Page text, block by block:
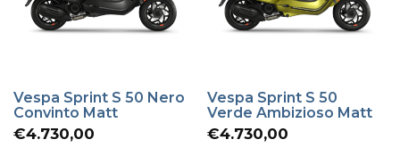
Vespa Sprint S 50 Nero
Convinto Matt
€4.730,00
Vespa Sprint S 50
Verde Ambizioso Matt
€4.730,00